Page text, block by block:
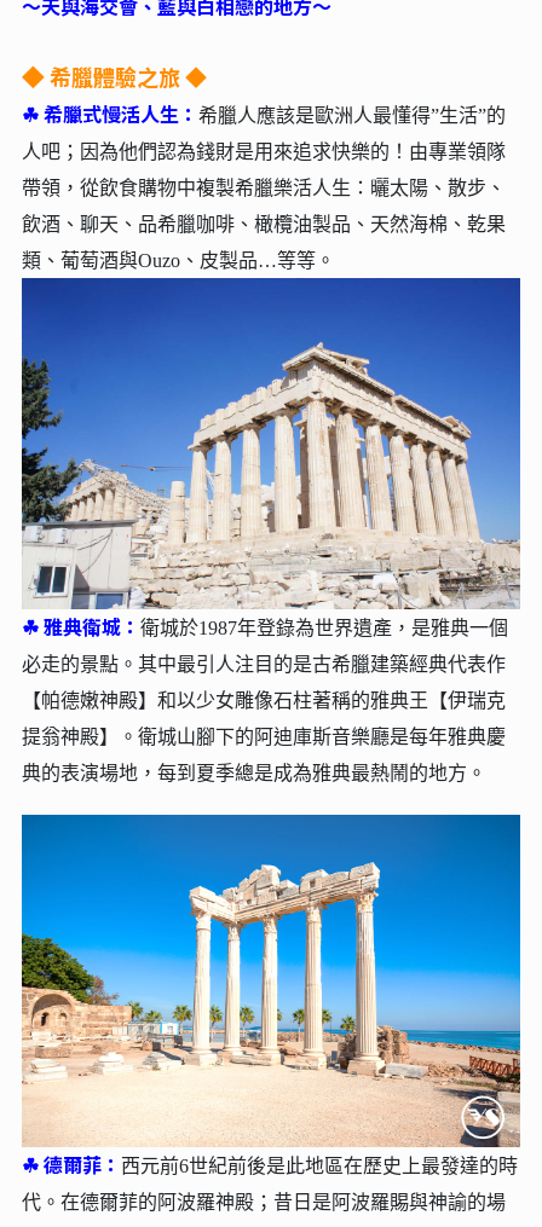
◆ 希臘體驗之旅 ◆
☘︎希臘式慢活人生： 希臘人應該是歐洲人最懂得”生活”的
人吧；因為他們認為錢財是用來追求快樂的！由專業領隊
帶領，從飲食購物中複製希臘樂活人生：曬太陽、散步、
飲酒、聊天、品希臘咖啡、橄欖油製品、天然海棉、乾果
類、葡萄酒與Ouzo、皮製品…等等。
☘︎雅典衛城： 衛城於1987年登錄為世界遺產，是雅典一個
必走的景點。其中最引人注目的是古希臘建築經典代表作
【帕德嫩神殿】和以少女雕像石柱著稱的雅典王【伊瑞克
提翁神殿】。衛城山腳下的阿迪庫斯音樂廳是每年雅典慶
典的表演場地，每到夏季總是成為雅典最熱鬧的地方。
☘︎德爾菲： 西元前6世紀前後是此地區在歷史上最發達的時
代。在德爾菲的阿波羅神殿；昔日是阿波羅賜與神諭的場